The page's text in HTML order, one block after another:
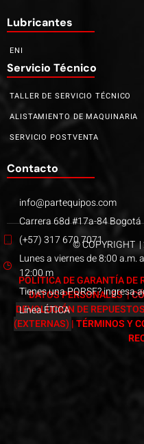
Lubricantes
ENI
Servicio Técnico
TALLER DE SERVICIO TÉCNICO
ALISTAMIENTO DE MAQUINARIA
SERVICIO POSTVENTA
Contacto
info@partequipos.com
Carrera 68d #17a-84 Bogotá
(+57) 317 670 7071
Lunes a viernes de 8:00 a.m.
12:00 m
Tienes una PQRSF? ingresa
Línea ÉTICA
© COPYRIGHT
POLÍTICA DE GARANTÍA DE
DATOS PERSONALES|
DEVOLUCIÓN DE
(EXTERNAS) |TÉRMINOS Y